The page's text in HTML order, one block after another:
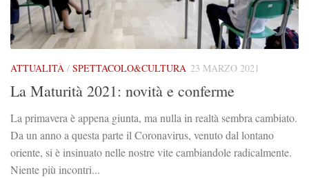
ATTUALITÀ / SPETTACOLO&CULTURA 23 MARZO 2021
La Maturità 2021: novità e conferme
La primavera è appena giunta, ma nulla in realtà sembra cambiato.
Da un anno a questa parte il Coronavirus, venuto dal lontano
oriente, si è insinuato nelle nostre vite cambiandole radicalmente.
Niente più incontri...